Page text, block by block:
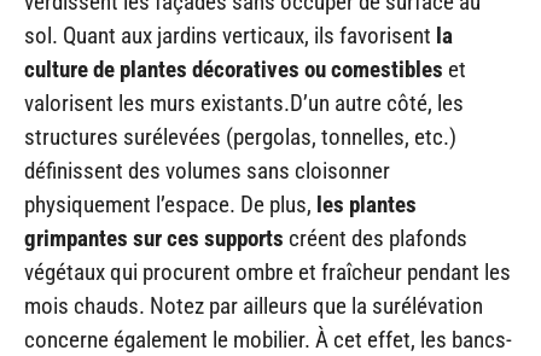
sol. Quant aux jardins verticaux, ils favorisent la
culture de plantes décoratives ou comestibles et
valorisent les murs existants.D’un autre côté, les
structures surélevées (pergolas, tonnelles, etc.)
définissent des volumes sans cloisonner
physiquement l’espace. De plus, les plantes
grimpantes sur ces supports créent des plafonds
végétaux qui procurent ombre et fraîcheur pendant les
mois chauds. Notez par ailleurs que la surélévation
concerne également le mobilier. À cet effet, les bancs-